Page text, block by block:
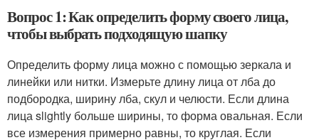
Вопрос 1: Как определить форму своего лица,
чтобы выбрать подходящую шапку
Определить форму лица можно с помощью зеркала и
линейки или нитки. Измерьте длину лица от лба до
подбородка, ширину лба, скул и челюсти. Если длина
лица slightly больше ширины, то форма овальная. Если
все измерения примерно равны, то круглая. Если